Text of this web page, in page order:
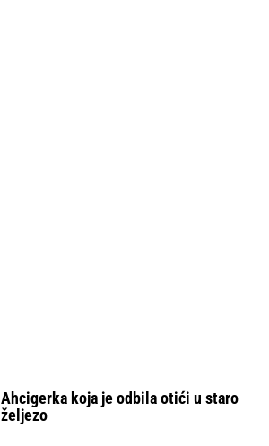
Ahcigerka koja je odbila otići u staro
željezo